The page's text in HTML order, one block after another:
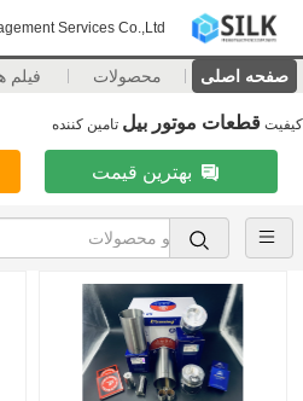
Services Co.,Ltd.
صفحه اصلی محصولات فیلم
کیفیت قطعات موتور بیل تامین کننده
بهترین قیمت